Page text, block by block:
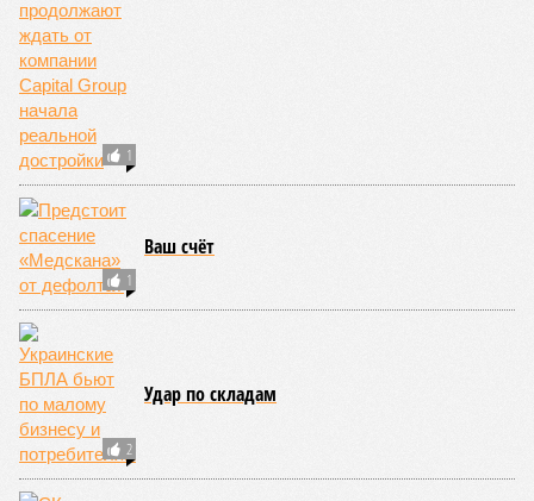
Пакистане, Бангладеш и Турции? Что характерно, Россию и
Европу подобные катастрофы никогда не затрагивали,
здесь беды были другими, включая массовый голод и
масштабные эпидемии вроде бубонной чумы (200 млн
погибших) или «испанки» (по разным оценкам, от 17,4 до
100 млн погибших во всём мире).
Когда земля – дыбом
Но это дела давно минувших дней. А что нам ждать в
дальнейшем? Авторы энциклопедии A-Z Animals,
основываясь на современных научных исследованиях и
глобальных тенденциях, составили свой список
потенциально самых смертоносных стихийных бедствий,
угрожающих человечеству непосредственно сейчас, в XXI
веке.
«Золото» получили землетрясения. К наиболее
сейсмоопасным регионам относится Тихоокеанское
вулканическое огненное кольцо, включающее Индонезию,
Японию и западное побережье Северной и Южной Америки.